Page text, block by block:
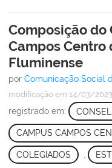
Composição do
Campos
Fluminense
por Comunicação Social
modificação em 14/03/
registrado em:
CAMPUS CAMPOS
COLEGIADOS